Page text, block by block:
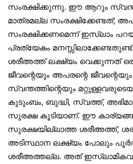
സംരക്ഷിക്കുന്നു. ഈ ആറും
മാത്രമല്ല സംരക്ഷിക്കേണ്ടത്;
സംരക്ഷിക്കണമെന്ന് ഇസ്‌ലാം
പ്രത്യേകം
ശരീഅത്ത് ലക്ഷ്യം വെക്കുന്നത്
ജീവന്റെയും അപരന്റെ
സ്വന്തത്തിന്റെയും
കുടുംബം, ബുദ്ധി, സ്വത്ത്,
സുരക്ഷ കൂടിയാണ്. ഈ
സുരക്ഷയില്ലാത്ത ശരീഅത്ത്,
അടിസ്ഥാന ലക്ഷ്യം പോലും
ശരീഅത്തല്ല. അത്